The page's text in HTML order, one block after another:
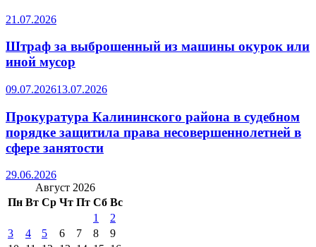
21.07.2026
Штраф за выброшенный из машины окурок или
иной мусор
09.07.202613.07.2026
Прокуратура Калининского района в судебном
порядке защитила права несовершеннолетней в
сфере занятости
29.06.2026
Август 2026
Пн Вт Ср Чт Пт Сб Вс
1
2
3
4 5 6 7 8
9